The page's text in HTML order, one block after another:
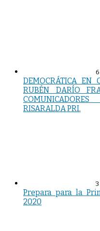
DEMOCRÁTICA EN
RUBÉN DARÍO
RISARALDA PRI.
Prepara para la
2020